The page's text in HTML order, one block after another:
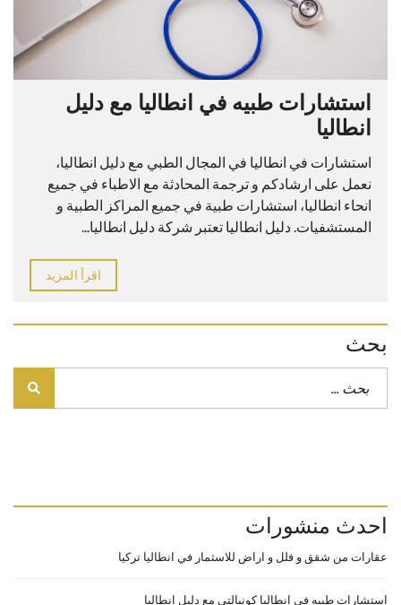
استشارات طبيه في انطاليا مع دليل
انطاليا
استشارات في انطاليا في المجال الطبي مع دليل انطاليا،
نعمل على ارشادكم و ترجمة المحادثة مع الاطباء في جميع
انحاء انطاليا، استشارات طبية في جميع المراكز الطبية و
المستشفيات. دليل انطاليا تعتبر شركة دليل انطاليا...
اقرأ المزيد
بحث
احدث منشورات
عقارات من شقق و فلل و اراض للاسثمار في انطاليا تركيا
استشارات طبيه في انطاليا كونيالتي مع دليل انطاليا